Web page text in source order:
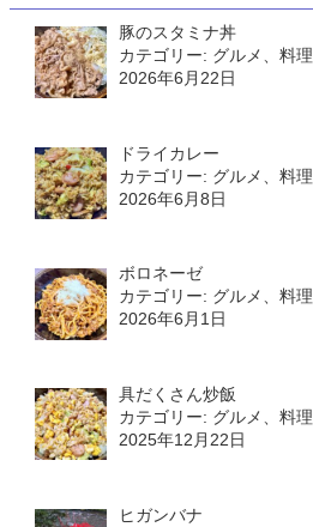
豚のスタミナ丼
カテゴリー: グルメ、料理
2026年6月22日
ドライカレー
カテゴリー: グルメ、料理
2026年6月8日
ボロネーゼ
カテゴリー: グルメ、料理
2026年6月1日
具だくさん炒飯
カテゴリー: グルメ、料理
2025年12月22日
ヒガンバナ